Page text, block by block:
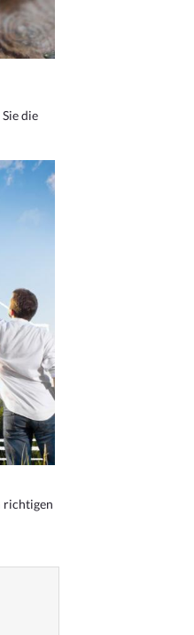
die
richtigen